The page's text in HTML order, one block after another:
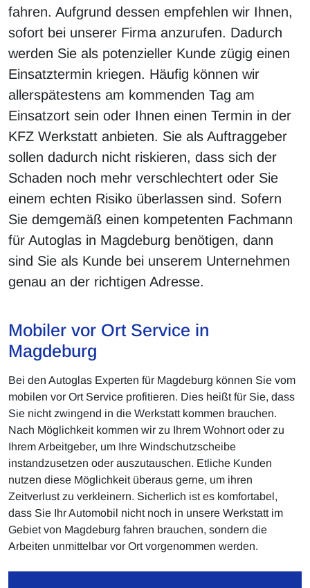
fahren. Aufgrund dessen empfehlen wir Ihnen,
sofort bei unserer Firma anzurufen. Dadurch
werden Sie als potenzieller Kunde zügig einen
Einsatztermin kriegen. Häufig können wir
allerspätestens am kommenden Tag am
Einsatzort sein oder Ihnen einen Termin in der
KFZ Werkstatt anbieten. Sie als Auftraggeber
sollen dadurch nicht riskieren, dass sich der
Schaden noch mehr verschlechtert oder Sie
einem echten Risiko überlassen sind. Sofern
Sie demgemäß einen kompetenten Fachmann
für Autoglas in Magdeburg benötigen, dann
sind Sie als Kunde bei unserem Unternehmen
genau an der richtigen Adresse.
Mobiler vor Ort Service in
Magdeburg
Bei den Autoglas Experten für Magdeburg können Sie vom
mobilen vor Ort Service profitieren. Dies heißt für Sie, dass
Sie nicht zwingend in die Werkstatt kommen brauchen.
Nach Möglichkeit kommen wir zu Ihrem Wohnort oder zu
Ihrem Arbeitgeber, um Ihre Windschutzscheibe
instandzusetzen oder auszutauschen. Etliche Kunden
nutzen diese Möglichkeit überaus gerne, um ihren
Zeitverlust zu verkleinern. Sicherlich ist es komfortabel,
dass Sie Ihr Automobil nicht noch in unsere Werkstatt im
Gebiet von Magdeburg fahren brauchen, sondern die
Arbeiten unmittelbar vor Ort vorgenommen werden.